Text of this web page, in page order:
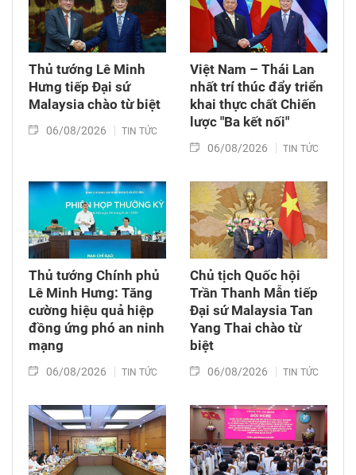
Thủ tướng Lê Minh
Hưng tiếp Đại sứ
Malaysia chào từ biệt
06/08/2026 TIN TỨC
Việt Nam – Thái Lan
nhất trí thúc đẩy triển
khai thực chất Chiến
lược "Ba kết nối"
06/08/2026 TIN TỨC
Thủ tướng Chính phủ
Lê Minh Hưng: Tăng
cường hiệu quả hiệp
đồng ứng phó an ninh
mạng
06/08/2026 TIN TỨC
Chủ tịch Quốc hội
Trần Thanh Mẫn tiếp
Đại sứ Malaysia Tan
Yang Thai chào từ
biệt
06/08/2026 TIN TỨC